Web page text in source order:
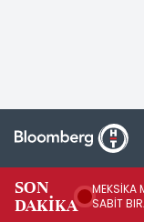
SON
DAKİKA
MEKSİKA
SABİT